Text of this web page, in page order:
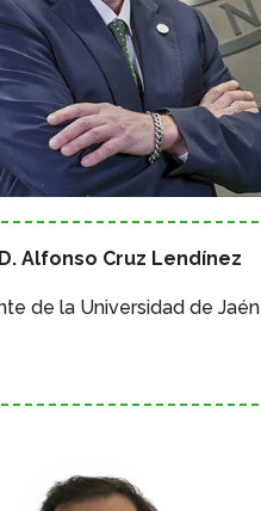
Alfonso Cruz Lendínez
de la Universidad de Jaén